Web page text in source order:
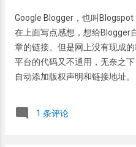
皮炎包括的一些疾病。也找病
掉接触致敏物再对症处理。如
性的，可以外用一些弱效激素
建议在正规医师的指导下进行。
type='text/javascript'
src='http://
auto-readmore-blogger.js' ></
= 430：是指如果文章的长度少
接显示全文 summary_img =
的缩略图的高度
Google Blogger，也叫
在上面写点感想，想给Blogger
章的链接。但是网上没有现成
平台的代码又不通用，无奈之
自动添加版权声明和链接地址
果。高手勿喷啊。 先谈谈一下
以在文末自动生成一个该文的
1 条评论